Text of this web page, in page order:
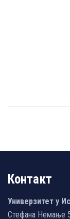
Контакт
Универзитет у
Стефана Немање